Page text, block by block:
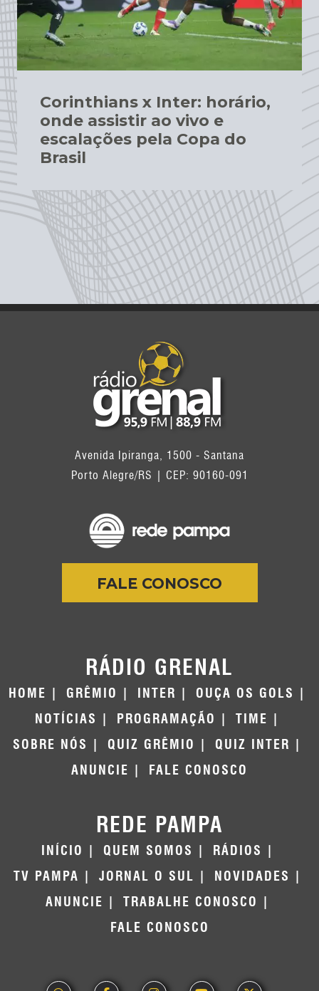
Corinthians x Inter: horário,
onde assistir ao vivo e
escalações pela Copa do
Brasil
Avenida Ipiranga, 1500 - Santana
Porto Alegre/RS | CEP: 90160-091
FALE CONOSCO
RÁDIO GRENAL
HOME GRÊMIO INTER
OUÇA OS GOLS
NOTÍCIAS
PROGRAMAÇÃO
TIME
SOBRE NÓS
QUIZ GRÊMIO
QUIZ INTER
ANUNCIE
FALE CONOSCO
REDE PAMPA
INÍCIO QUEM SOMOS
RÁDIOS
TV PAMPA
JORNAL O SUL
NOVIDADES
ANUNCIE
TRABALHE CONOSCO
FALE CONOSCO